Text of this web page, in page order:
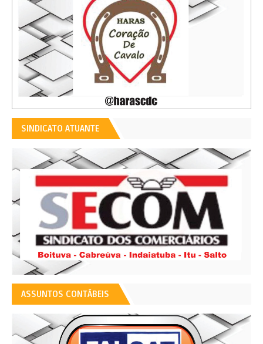
SINDICATO ATUANTE
ASSUNTOS CONTÁBEIS